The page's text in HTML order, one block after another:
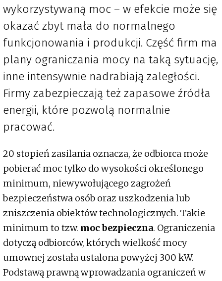
wykorzystywaną moc – w efekcie może się
okazać zbyt mała do normalnego
funkcjonowania i produkcji. Część firm ma
plany ograniczania mocy na taką sytuację,
inne intensywnie nadrabiają zaległości.
Firmy zabezpieczają też zapasowe źródła
energii, które pozwolą normalnie
pracować.
20 stopień zasilania oznacza, że odbiorca może
pobierać moc tylko do wysokości określonego
minimum, niewywołującego zagrożeń
bezpieczeństwa osób oraz uszkodzenia lub
zniszczenia obiektów technologicznych. Takie
minimum to tzw. moc bezpieczna. Ograniczenia
dotyczą odbiorców, których wielkość mocy
umownej została ustalona powyżej 300 kW.
Podstawą prawną wprowadzania ograniczeń w